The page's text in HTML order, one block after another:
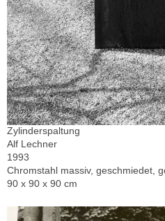
Zylinderspaltung
Alf Lechner
1993
Chromstahl massiv, geschmiedet,
90 x 90 x 90 cm